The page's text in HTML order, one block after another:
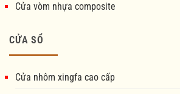
Cửa vòm nhựa composite
CỬA SỔ
Cửa nhôm xingfa cao cấp